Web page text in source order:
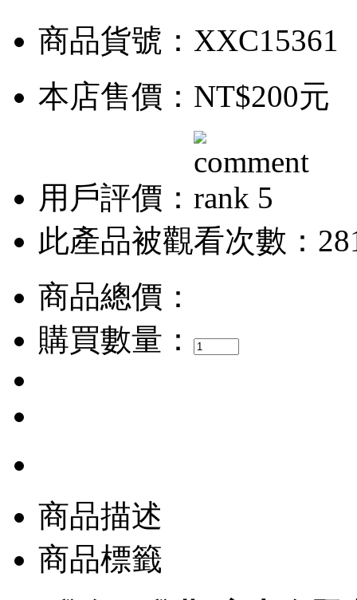
商品貨號：XXC15361
本店售價： NT$200元
用戶評價：
此產品被觀看次數：
商品總價：
購買數量：
商品描述
商品標籤